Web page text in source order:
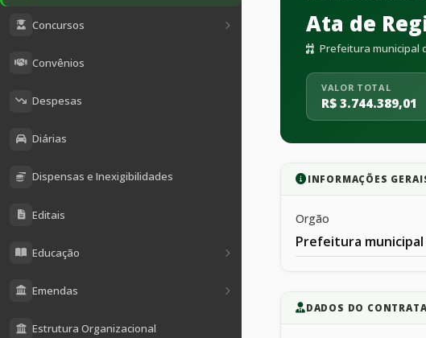
Concursos
Convênios
Despesas
Diárias
Dispensas e Inexigibilidades
Editais
Educação
Emendas
Estrutura Organizacional
Ata de
Prefeitura municipal
VALOR TOTAL
R$ 3.744.389,01
INFORMAÇÕES
Orgão
Prefeitura
DADOS DO